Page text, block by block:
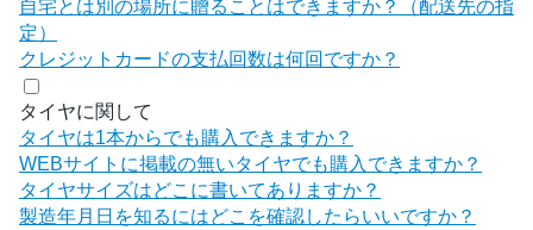
自宅とは別の場所に贈ることはできますか？（配送先の指
定）
クレジットカードの支払回数は何回ですか？
タイヤに関して
タイヤは1本からでも購入できますか？
WEBサイトに掲載の無いタイヤでも購入できますか？
タイヤサイズはどこに書いてありますか？
製造年月日を知るにはどこを確認したらいいですか？